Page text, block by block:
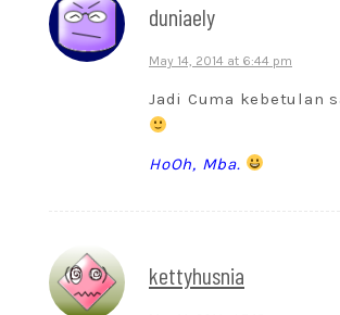
duniaely
May 14, 2014 at 6:44 pm
Jadi Cuma kebetulan
HoOh, Mba.
kettyhusnia